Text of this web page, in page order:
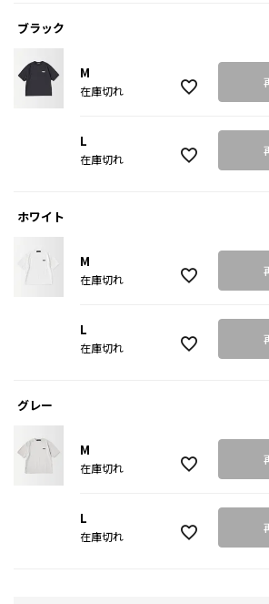
ブラック
M
在庫切れ
L
在庫切れ
ホワイト
M
在庫切れ
L
在庫切れ
グレー
M
在庫切れ
L
在庫切れ